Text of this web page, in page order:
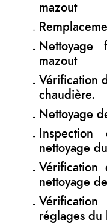
mazout
Nettoyage
mazout
Vérification
chaudière.
Nettoyage
nettoyage
nettoyage
réglages du